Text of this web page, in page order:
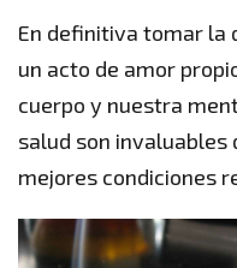
En definitiva tomar la
un acto de amor
cuerpo y nuestra
salud son invaluables
mejores condiciones